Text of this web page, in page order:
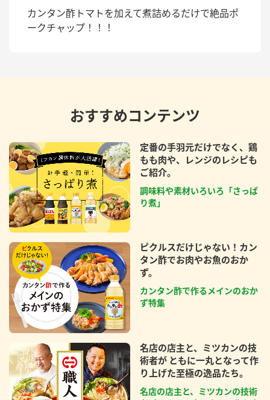
カンタン酢トマトを加えて煮詰めるだけで絶品ポ
ークチャップ！！！
おすすめコンテンツ
定番の手羽元だけでなく、鶏
もも肉や、レンジのレシピも
ご紹介。
調味料や素材いろいろ「さっぱ
り煮」
ピクルスだけじゃない！カン
タン酢でお肉やお魚のおか
ず。
カンタン酢で作るメインのおか
ず特集
名店の店主と、ミツカンの技
術者が ともに一丸となって作
り上げた至極の逸品たち。
名店の店主と、ミツカンの技術